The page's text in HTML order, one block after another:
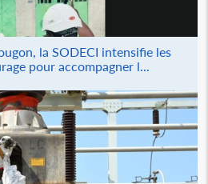
la SODECI intensifie les
pour accompagner l...